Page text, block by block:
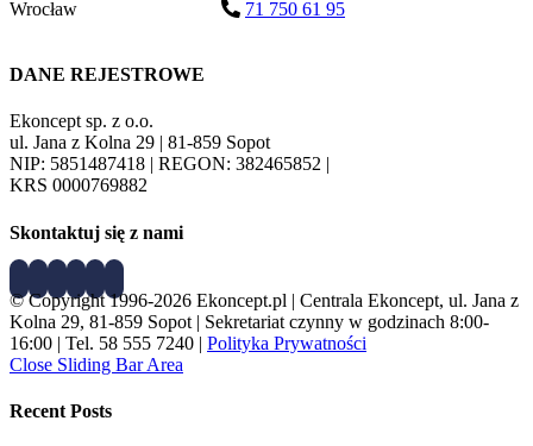
Wrocław
71 750 61 95
DANE REJESTROWE
Ekoncept sp. z o.o.
ul. Jana z Kolna 29 | 81-859 Sopot
NIP: 5851487418 | REGON: 382465852 |
KRS 0000769882
Skontaktuj się z nami
© Copyright 1996-2026 Ekoncept.pl | Centrala Ekoncept, ul. Jana z
Kolna 29, 81-859 Sopot | Sekretariat czynny w godzinach 8:00-
16:00 | Tel. 58 555 7240 | Polityka Prywatności
Close Sliding Bar Area
Recent Posts